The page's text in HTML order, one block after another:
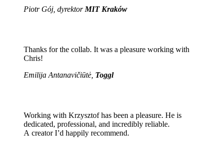
Piotr Gój, dyrektorMIT Kraków
Thanks for the collab. It was a pleasure working with
Chris!
Emilija Antanavičiūtė, Toggl
Working with Krzysztof has been a pleasure. He is
dedicated, professional, and incredibly reliable.
A creator I’d happily recommend.